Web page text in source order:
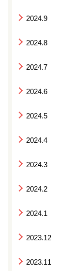
2024.9
2024.8
2024.7
2024.6
2024.5
2024.4
2024.3
2024.2
2024.1
2023.12
2023.11